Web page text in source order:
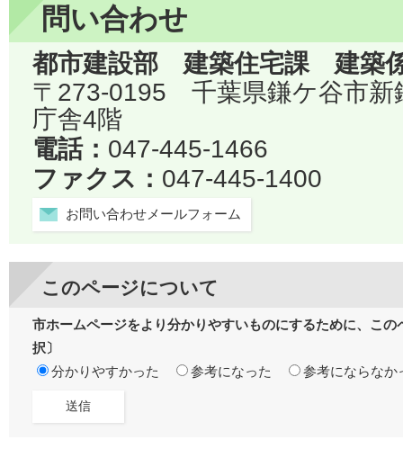
問い合わせ
都市建設部 建築住宅課 建築
〒273-0195 千葉県鎌ケ谷市
庁舎4階
電話： 047-445-1466
ファクス： 047-445-1400
お問い合わせメールフォーム
このページについて
市ホームページをより分かりやすいものにするために、こ
択〕
分かりやすかった
参考になった 参考にならなか